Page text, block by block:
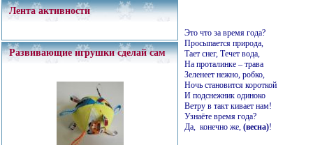
Лента активности
Развивающие игрушки сделай сам
Это что за время года?
Просыпается природа,
Тает снег, Течет вода,
На проталинке – трава
Зеленеет нежно, робко,
Ночь становится короткой
И подснежник одиноко
Ветру в такт кивает нам!
Узнаёте время года?
Да, конечно же, (весна)!